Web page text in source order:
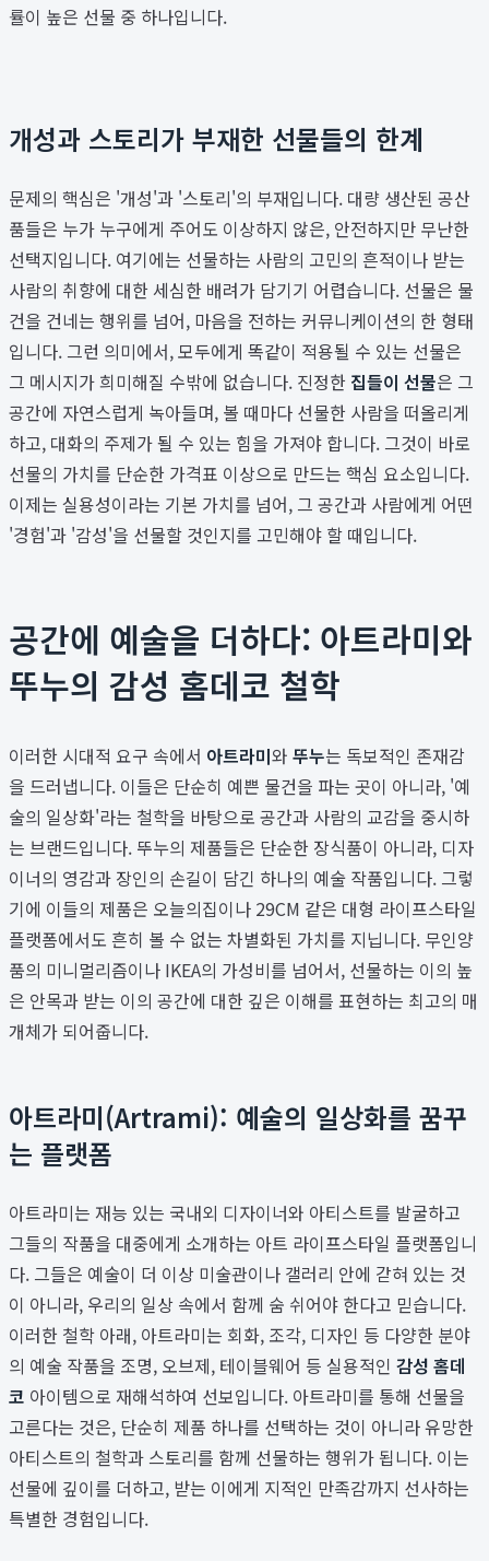
률이 높은 선물 중 하나입니다.
개성과 스토리가 부재한 선물들의 한계
문제의 핵심은 '개성'과 '스토리'의 부재입니다. 대량 생산된 공산
품들은 누가 누구에게 주어도 이상하지 않은, 안전하지만 무난한
선택지입니다. 여기에는 선물하는 사람의 고민의 흔적이나 받는
사람의 취향에 대한 세심한 배려가 담기기 어렵습니다. 선물은 물
건을 건네는 행위를 넘어, 마음을 전하는 커뮤니케이션의 한 형태
입니다. 그런 의미에서, 모두에게 똑같이 적용될 수 있는 선물은
그 메시지가 희미해질 수밖에 없습니다. 진정한 집들이 선물은 그
공간에 자연스럽게 녹아들며, 볼 때마다 선물한 사람을 떠올리게
하고, 대화의 주제가 될 수 있는 힘을 가져야 합니다. 그것이 바로
선물의 가치를 단순한 가격표 이상으로 만드는 핵심 요소입니다.
이제는 실용성이라는 기본 가치를 넘어, 그 공간과 사람에게 어떤
'경험'과 '감성'을 선물할 것인지를 고민해야 할 때입니다.
공간에 예술을 더하다: 아트라미와
뚜누의 감성 홈데코 철학
이러한 시대적 요구 속에서 아트라미와 뚜누는 독보적인 존재감
을 드러냅니다. 이들은 단순히 예쁜 물건을 파는 곳이 아니라, '예
술의 일상화'라는 철학을 바탕으로 공간과 사람의 교감을 중시하
는 브랜드입니다. 뚜누의 제품들은 단순한 장식품이 아니라, 디자
이너의 영감과 장인의 손길이 담긴 하나의 예술 작품입니다. 그렇
기에 이들의 제품은 오늘의집이나 29CM 같은 대형 라이프스타일
플랫폼에서도 흔히 볼 수 없는 차별화된 가치를 지닙니다. 무인양
품의 미니멀리즘이나 IKEA의 가성비를 넘어서, 선물하는 이의 높
은 안목과 받는 이의 공간에 대한 깊은 이해를 표현하는 최고의 매
개체가 되어줍니다.
아트라미(Artrami): 예술의 일상화를 꿈꾸
는 플랫폼
아트라미는 재능 있는 국내외 디자이너와 아티스트를 발굴하고
그들의 작품을 대중에게 소개하는 아트 라이프스타일 플랫폼입니
다. 그들은 예술이 더 이상 미술관이나 갤러리 안에 갇혀 있는 것
이 아니라, 우리의 일상 속에서 함께 숨 쉬어야 한다고 믿습니다.
이러한 철학 아래, 아트라미는 회화, 조각, 디자인 등 다양한 분야
의 예술 작품을 조명, 오브제, 테이블웨어 등 실용적인 감성 홈데
코 아이템으로 재해석하여 선보입니다. 아트라미를 통해 선물을
고른다는 것은, 단순히 제품 하나를 선택하는 것이 아니라 유망한
아티스트의 철학과 스토리를 함께 선물하는 행위가 됩니다. 이는
선물에 깊이를 더하고, 받는 이에게 지적인 만족감까지 선사하는
특별한 경험입니다.